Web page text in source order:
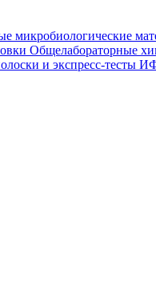
микробиологические
Общелабораторные
и экспресс-тесты